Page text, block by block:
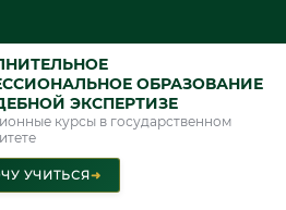
ОБРАЗОВАНИЕ
ЭКСПЕРТИЗЕ
курсы в государственном
УЧИТЬСЯ➜